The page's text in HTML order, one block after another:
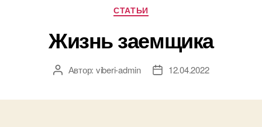
Рубрики
СТАТЬИ
Жизнь заемщика
АвторАвтор: viberi-admin
Дата12.04.2022